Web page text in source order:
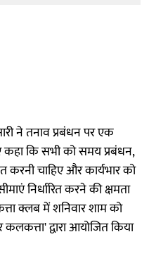
ने तनाव प्रबंधन पर एक
कि सभी को समय प्रबंधन,
चाहिए और कार्यभार को
निर्धारित करने की क्षमता
क्लब में शनिवार शाम को
द्वारा आयोजित किया